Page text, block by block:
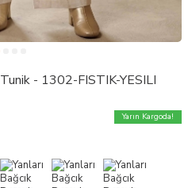
Tunik - 1302-FISTIK-YESILI
Yarın Kargoda!